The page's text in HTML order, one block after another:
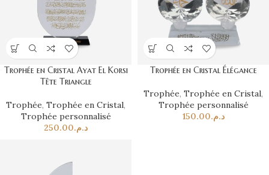
Trophée en Cristal Ayat El Korsi
Tête Triangle
Trophée, Trophée en Cristal,
Trophée personnalisé
د.م.250.00
Trophée en Cristal Élégance
Trophée, Trophée en Cristal,
Trophée personnalisé
د.م.150.00